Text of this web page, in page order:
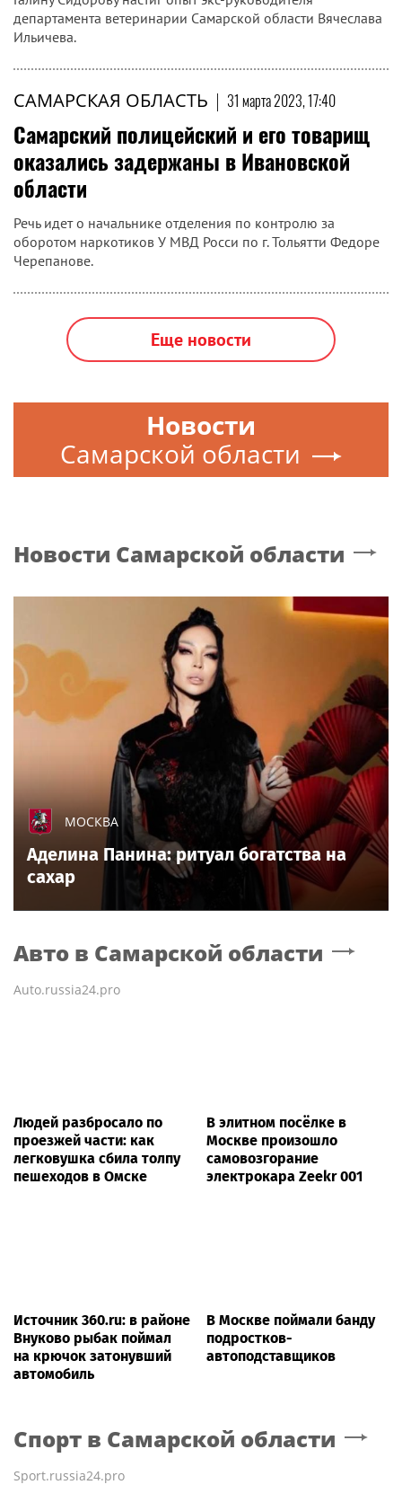
департамента ветеринарии Самарской области Вячеслава
Ильичева.
САМАРСКАЯ ОБЛАСТЬ | 31 марта 2023, 17:40
Самарский полицейский и его товарищ
оказались задержаны в Ивановской
области
Речь идет о начальнике отделения по контролю за
оборотом наркотиков У МВД Росси по г. Тольятти Федоре
Черепанове.
Еще новости
Новости
Самарской области
Новости Самарской области
МОСКВА
Аделина Панина: ритуал богатства на
сахар
Авто в Самарской области
Auto.russia24.pro
Людей разбросало по
проезжей части: как
легковушка сбила толпу
пешеходов в Омске
В элитном посёлке в
Москве произошло
самовозгорание
электрокара Zeekr 001
Источник 360.ru: в районе
Внуково рыбак поймал
на крючок затонувший
автомобиль
В Москве поймали банду
подростков-
автоподставщиков
Спорт в Самарской области
Sport.russia24.pro